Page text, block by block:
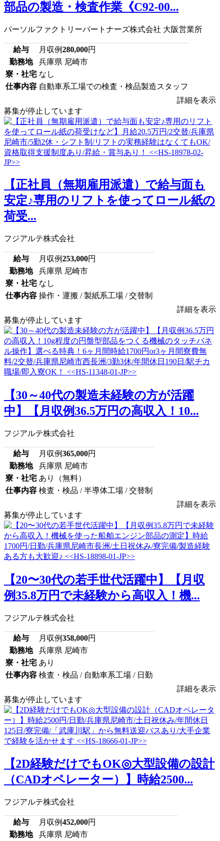
部品の製造・検査作業《C92-00...
パーソルファクトリーパートナーズ株式会社 大阪営業所
給与 月収例280,000円
勤務地
兵庫県 尼崎市
寮・社宅 なし
仕事内容 自動車系工場での検査・検品製造スタッフ
詳細を表示
募集が停止しています
【正社員（無期雇用派遣）で給与面も
安定♪専用のリフトを使ってロール紙の
荷受...
フジアルテ株式会社
給与 月収例253,000円
勤務地
兵庫県 尼崎市
寮・社宅 なし
仕事内容 操作・運搬 / 製紙系工場 / 交替制
詳細を表示
募集が停止しています
【30～40代の製造未経験の方が活躍
中】【月収例36.5万円の高収入！10...
フジアルテ株式会社
給与 月収例365,000円
勤務地
兵庫県 尼崎市
寮・社宅 あり（無料）
仕事内容 検査・検品 / 半導体工場 / 交替制
詳細を表示
募集が停止しています
【20〜30代の若手世代活躍中】【月収
例35.8万円で未経験から高収入！機...
フジアルテ株式会社
給与 月収例358,000円
勤務地
兵庫県 尼崎市
寮・社宅 あり
仕事内容 検査・検品 / 自動車系工場 / 日勤
詳細を表示
募集が停止しています
【2D経験だけでもOK◎大型設備の設計
（CADオペレーター）】時給2500...
フジアルテ株式会社
給与 月収例452,000円
勤務地
兵庫県 尼崎市